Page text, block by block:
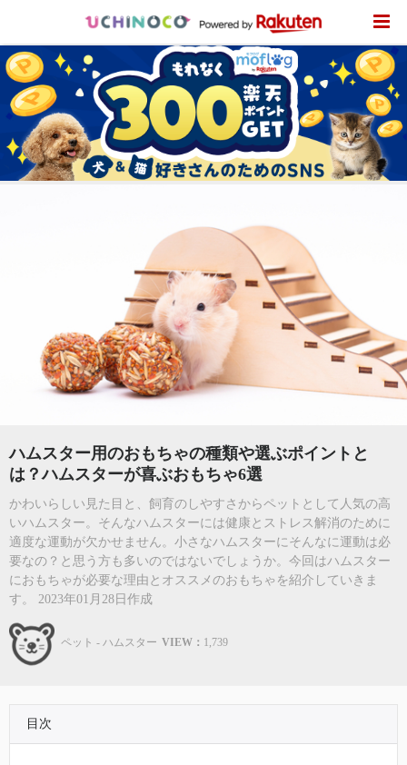
ハムスター用のおもちゃの種類や選ぶポイントと
は？ハムスターが喜ぶおもちゃ6選
かわいらしい見た目と、飼育のしやすさからペットとして人気の高
いハムスター。そんなハムスターには健康とストレス解消のために
適度な運動が欠かせません。小さなハムスターにそんなに運動は必
要なの？と思う方も多いのではないでしょうか。今回はハムスター
におもちゃが必要な理由とオススメのおもちゃを紹介していきま
す。 2023年01月28日作成
ペット - ハムスター VIEW： 1,739
目次